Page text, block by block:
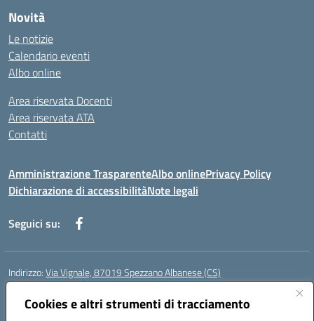
Cookies e altri strumenti di tracciamento
Novità
Le notizie
Calendario eventi
Albo online
Area riservata Docenti
Area riservata ATA
Contatti
Amministrazione TrasparenteAlbo onlinePrivacy Policy
Dichiarazione di accessibilitàNote legali
Seguici su:
Indirizzo:Via Vignale, 87019 Spezzano Albanese (CS)
Centralino:
Posta elettronica certificata (PEC):csic878003@pec.istruzione.it